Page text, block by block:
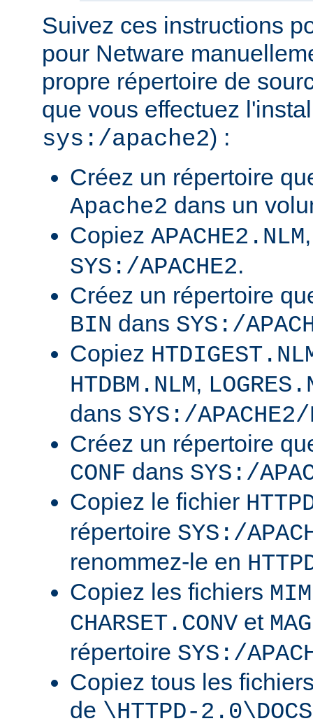
Suivez ces instructions
pour Netware
propre répertoire de
que vous effectuez
sys:/apache2) :
Créez un répertoire
Apache2 dans un
Copiez APACHE2.NLM
SYS:/APACHE2.
Créez un répertoire
BIN dans SYS:/
Copiez
HTDBM.NLM,
dans SYS:/
Créez un répertoire
CONF dans SYS:/
Copiez le fichier
répertoire SYS:/
renommez-le en
Copiez les fichiers
CHARSET.CONV et
répertoire SYS:/
Copiez tous les
de \HTTPD-